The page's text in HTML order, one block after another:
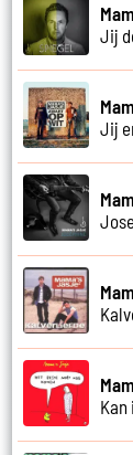
Jij
Jij
Kan